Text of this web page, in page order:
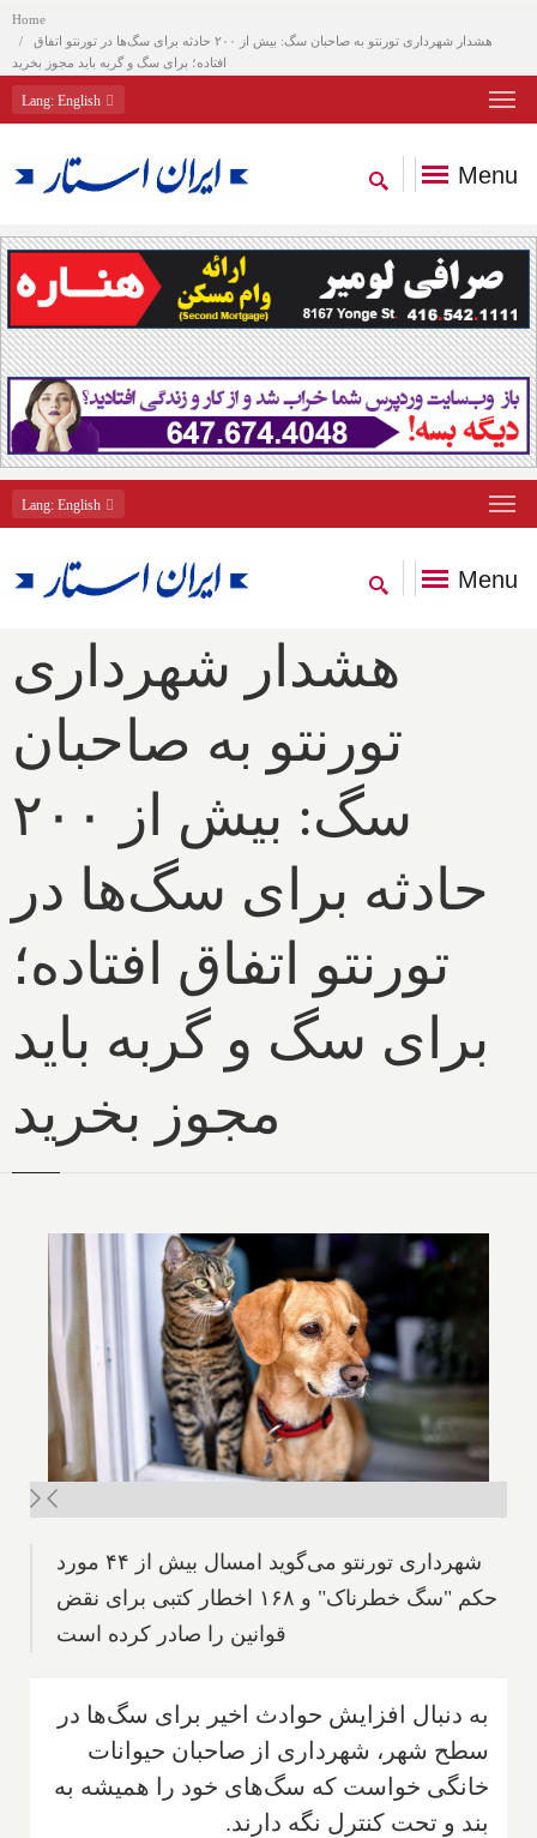
Home
هشدار شهرداری تورنتو به صاحبان سگ: بیش از ۲۰۰ حادثه برای سگ‌ها در تورنتو اتفاق
افتاده؛ برای سگ و گربه باید مجوز بخرید
Lang: English
Menu
Lang: English
Menu
هشدار شهرداری
تورنتو به صاحبان
سگ: بیش از ۲۰۰
حادثه برای سگ‌ها در
تورنتو اتفاق افتاده؛
برای سگ و گربه باید
مجوز بخرید
شهرداری تورنتو می‌گوید امسال بیش از ۴۴ مورد
حکم "سگ خطرناک" و ۱۶۸ اخطار کتبی برای نقض
قوانین را صادر کرده است
به دنبال افزایش حوادث اخیر برای سگ‌ها در
سطح شهر، شهرداری از صاحبان حیوانات
خانگی خواست که سگ‌های خود را همیشه به
بند و تحت کنترل نگه دارند.